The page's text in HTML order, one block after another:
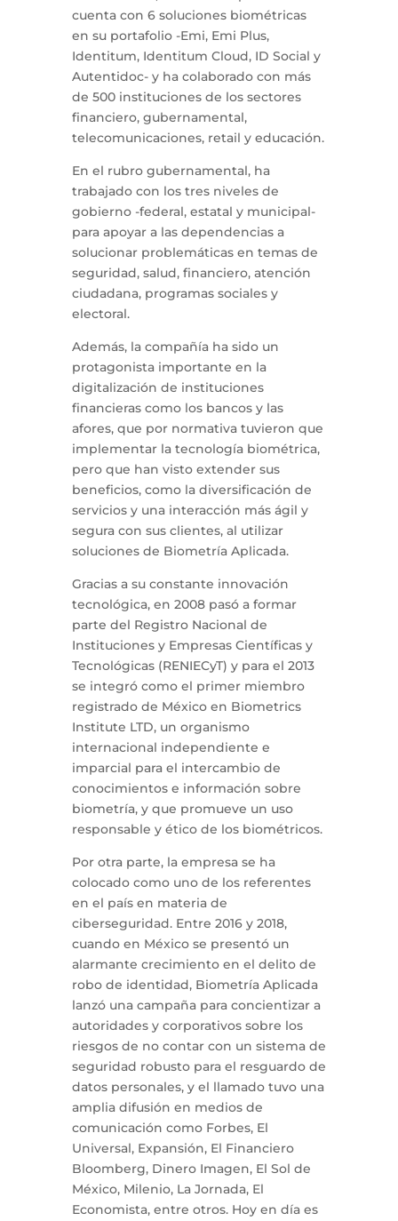
cuenta con 6 soluciones biométricas
en su portafolio -Emi, Emi Plus,
Identitum, Identitum Cloud, ID Social y
Autentidoc- y ha colaborado con más
de 500 instituciones de los sectores
financiero, gubernamental,
telecomunicaciones, retail y educación.
En el rubro gubernamental, ha
trabajado con los tres niveles de
gobierno -federal, estatal y municipal-
para apoyar a las dependencias a
solucionar problemáticas en temas de
seguridad, salud, financiero, atención
ciudadana, programas sociales y
electoral.
Además, la compañía ha sido un
protagonista importante en la
digitalización de instituciones
financieras como los bancos y las
afores, que por normativa tuvieron que
implementar la tecnología biométrica,
pero que han visto extender sus
beneficios, como la diversificación de
servicios y una interacción más ágil y
segura con sus clientes, al utilizar
soluciones de Biometría Aplicada.
Gracias a su constante innovación
tecnológica, en 2008 pasó a formar
parte del Registro Nacional de
Instituciones y Empresas Científicas y
Tecnológicas (RENIECyT) y para el 2013
se integró como el primer miembro
registrado de México en Biometrics
Institute LTD, un organismo
internacional independiente e
imparcial para el intercambio de
conocimientos e información sobre
biometría, y que promueve un uso
responsable y ético de los biométricos.
Por otra parte, la empresa se ha
colocado como uno de los referentes
en el país en materia de
ciberseguridad. Entre 2016 y 2018,
cuando en México se presentó un
alarmante crecimiento en el delito de
robo de identidad, Biometría Aplicada
lanzó una campaña para concientizar a
autoridades y corporativos sobre los
riesgos de no contar con un sistema de
seguridad robusto para el resguardo de
datos personales, y el llamado tuvo una
amplia difusión en medios de
comunicación como Forbes, El
Universal, Expansión, El Financiero
Bloomberg, Dinero Imagen, El Sol de
México, Milenio, La Jornada, El
Economista, entre otros. Hoy en día es